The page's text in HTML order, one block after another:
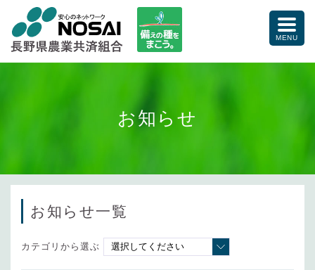
備えの種をまこう。
toggle
MENU
お知らせ
お知らせ一覧
カテゴリから選ぶ